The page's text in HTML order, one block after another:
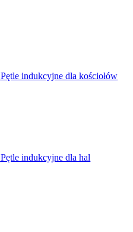
Pętle indukcyjne dla kościołów
Pętle indukcyjne dla hal